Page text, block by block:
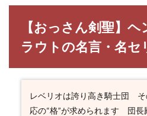
【おっさん剣聖】
ラウトの名言・名セ
レベリオは誇り高き騎士団 そ
応の“格”が求められます 団長